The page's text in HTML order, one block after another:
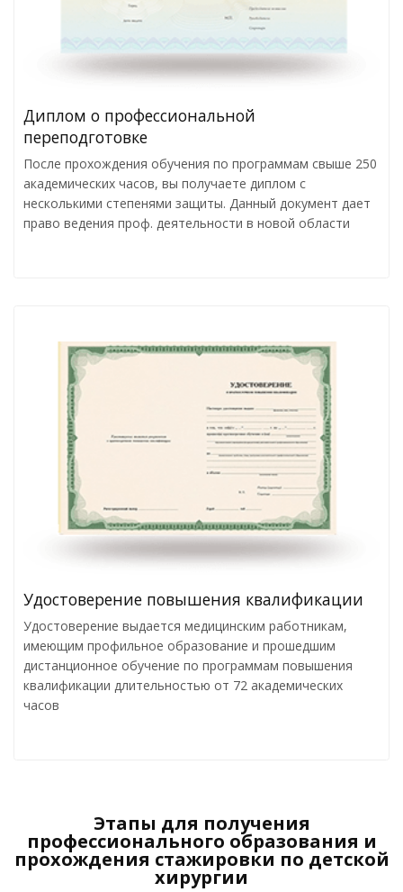
Диплом о профессиональной
переподготовке
После прохождения обучения по программам свыше 250
академических часов, вы получаете диплом с
несколькими степенями защиты. Данный документ дает
право ведения проф. деятельности в новой области
Удостоверение повышения квалификации
Удостоверение выдается медицинским работникам,
имеющим профильное образование и прошедшим
дистанционное обучение по программам повышения
квалификации длительностью от 72 академических
часов
Этапы для получения
профессионального образования и
прохождения стажировки по детской
хирургии